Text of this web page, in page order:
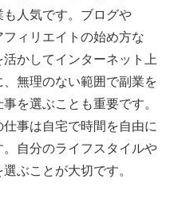
人気です。ブログや
ィリエイトの始め方な
かしてインターネット上
無理のない範囲で副業を
を選ぶことも重要です。
事は自宅で時間を自由に
自分のライフスタイルや
ぶことが大切です。